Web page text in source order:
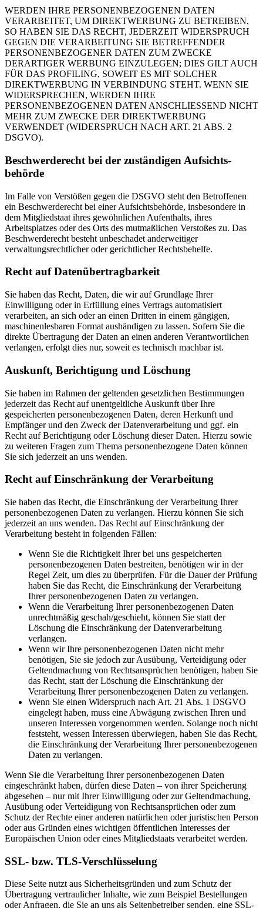
WERDEN IHRE PERSONENBEZOGENEN DATEN
VERARBEITET, UM DIREKTWERBUNG ZU BETREIBEN,
SO HABEN SIE DAS RECHT, JEDERZEIT WIDERSPRUCH
GEGEN DIE VERARBEITUNG SIE BETREFFENDER
PERSONENBEZOGENER DATEN ZUM ZWECKE
DERARTIGER WERBUNG EINZULEGEN; DIES GILT AUCH
FÜR DAS PROFILING, SOWEIT ES MIT SOLCHER
DIREKTWERBUNG IN VERBINDUNG STEHT. WENN SIE
WIDERSPRECHEN, WERDEN IHRE
PERSONENBEZOGENEN DATEN ANSCHLIESSEND NICHT
MEHR ZUM ZWECKE DER DIREKTWERBUNG
VERWENDET (WIDERSPRUCH NACH ART. 21 ABS. 2
DSGVO).
Beschwerde­recht bei der zuständigen Aufsichts­
behörde
Im Falle von Verstößen gegen die DSGVO steht den Betroffenen
ein Beschwerderecht bei einer Aufsichtsbehörde, insbesondere in
dem Mitgliedstaat ihres gewöhnlichen Aufenthalts, ihres
Arbeitsplatzes oder des Orts des mutmaßlichen Verstoßes zu. Das
Beschwerderecht besteht unbeschadet anderweitiger
verwaltungsrechtlicher oder gerichtlicher Rechtsbehelfe.
Recht auf Daten­übertrag­barkeit
Sie haben das Recht, Daten, die wir auf Grundlage Ihrer
Einwilligung oder in Erfüllung eines Vertrags automatisiert
verarbeiten, an sich oder an einen Dritten in einem gängigen,
maschinenlesbaren Format aushändigen zu lassen. Sofern Sie die
direkte Übertragung der Daten an einen anderen Verantwortlichen
verlangen, erfolgt dies nur, soweit es technisch machbar ist.
Auskunft, Berichtigung und Löschung
Sie haben im Rahmen der geltenden gesetzlichen Bestimmungen
jederzeit das Recht auf unentgeltliche Auskunft über Ihre
gespeicherten personenbezogenen Daten, deren Herkunft und
Empfänger und den Zweck der Datenverarbeitung und ggf. ein
Recht auf Berichtigung oder Löschung dieser Daten. Hierzu sowie
zu weiteren Fragen zum Thema personenbezogene Daten können
Sie sich jederzeit an uns wenden.
Recht auf Einschränkung der Verarbeitung
Sie haben das Recht, die Einschränkung der Verarbeitung Ihrer
personenbezogenen Daten zu verlangen. Hierzu können Sie sich
jederzeit an uns wenden. Das Recht auf Einschränkung der
Verarbeitung besteht in folgenden Fällen:
Wenn Sie die Richtigkeit Ihrer bei uns gespeicherten
personenbezogenen Daten bestreiten, benötigen wir in der
Regel Zeit, um dies zu überprüfen. Für die Dauer der Prüfung
haben Sie das Recht, die Einschränkung der Verarbeitung
Ihrer personenbezogenen Daten zu verlangen.
Wenn die Verarbeitung Ihrer personenbezogenen Daten
unrechtmäßig geschah/geschieht, können Sie statt der
Löschung die Einschränkung der Datenverarbeitung
verlangen.
Wenn wir Ihre personenbezogenen Daten nicht mehr
benötigen, Sie sie jedoch zur Ausübung, Verteidigung oder
Geltendmachung von Rechtsansprüchen benötigen, haben Sie
das Recht, statt der Löschung die Einschränkung der
Verarbeitung Ihrer personenbezogenen Daten zu verlangen.
Wenn Sie einen Widerspruch nach Art. 21 Abs. 1 DSGVO
eingelegt haben, muss eine Abwägung zwischen Ihren und
unseren Interessen vorgenommen werden. Solange noch nicht
feststeht, wessen Interessen überwiegen, haben Sie das Recht,
die Einschränkung der Verarbeitung Ihrer personenbezogenen
Daten zu verlangen.
Wenn Sie die Verarbeitung Ihrer personenbezogenen Daten
eingeschränkt haben, dürfen diese Daten – von ihrer Speicherung
abgesehen – nur mit Ihrer Einwilligung oder zur Geltendmachung,
Ausübung oder Verteidigung von Rechtsansprüchen oder zum
Schutz der Rechte einer anderen natürlichen oder juristischen Person
oder aus Gründen eines wichtigen öffentlichen Interesses der
Europäischen Union oder eines Mitgliedstaats verarbeitet werden.
SSL- bzw. TLS-Verschlüsselung
Diese Seite nutzt aus Sicherheitsgründen und zum Schutz der
Übertragung vertraulicher Inhalte, wie zum Beispiel Bestellungen
oder Anfragen, die Sie an uns als Seitenbetreiber senden, eine SSL-